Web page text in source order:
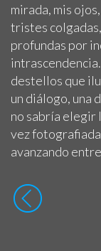
mirada, mis
tristes
profundas por
destellos que
un diálogo, una
no sabría elegir
vez
avanzando